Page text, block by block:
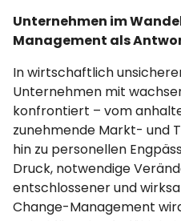
Unternehmen im
Management als
In wirtschaftlich
Unternehmen mit
konfrontiert – vom
zunehmende Markt- und
hin zu personellen
Druck, notwendige
entschlossener und
Change-Management